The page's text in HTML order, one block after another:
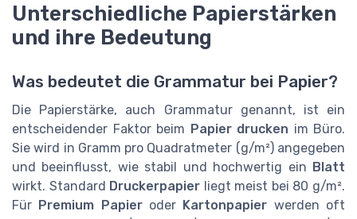
Unterschiedliche Papierstärken
und ihre Bedeutung
Was bedeutet die Grammatur bei Papier?
Die Papierstärke, auch Grammatur genannt, ist ein
entscheidender Faktor beim Papier drucken im Büro.
Sie wird in Gramm pro Quadratmeter (g/m²) angegeben
und beeinflusst, wie stabil und hochwertig ein Blatt
wirkt. Standard Druckerpapier liegt meist bei 80 g/m².
Für Premium Papieroder Kartonpapier werden oft